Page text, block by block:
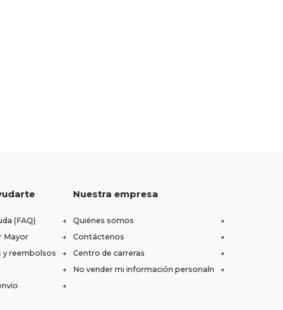
(FAQ)
Mayor
y reembolsos
Nuestra empresa
Quiénes somos
Contáctenos
Centro de carreras
No vender mi información personaln